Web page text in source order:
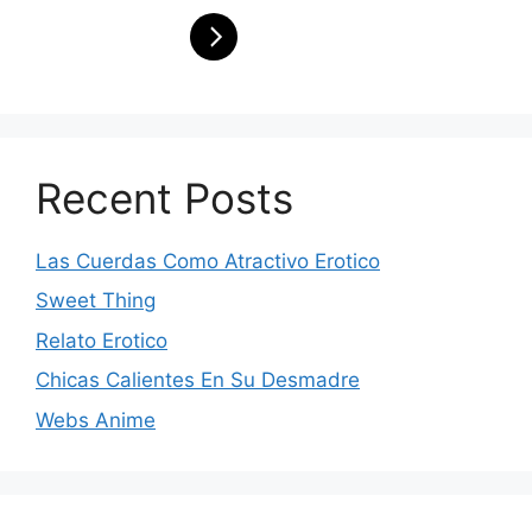
Recent Posts
Las Cuerdas Como Atractivo Erotico
Sweet Thing
Relato Erotico
Chicas Calientes En Su Desmadre
Webs Anime